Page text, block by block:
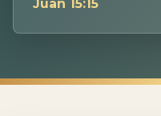
Juan 15:15